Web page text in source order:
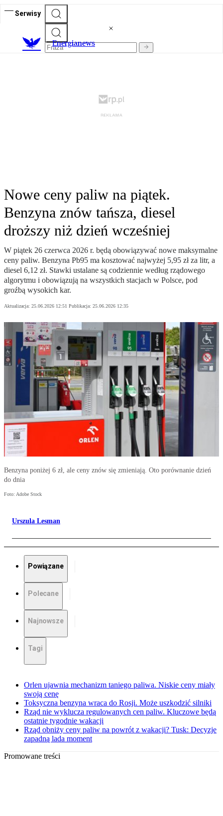
Serwisy
Energianews
Nowe ceny paliw na piątek.
Benzyna znów tańsza, diesel
droższy niż dzień wcześniej
W piątek 26 czerwca 2026 r. będą obowiązywać nowe maksymalne
ceny paliw. Benzyna Pb95 ma kosztować najwyżej 5,95 zł za litr, a
diesel 6,12 zł. Stawki ustalane są codziennie według rządowego
algorytmu i obowiązują na wszystkich stacjach w Polsce, pod
groźbą wysokich kar.
Aktualizacja: 25.06.2026 12:51 Publikacja: 25.06.2026 12:35
Benzyna poniżej 6 zł, ale ceny znów się zmieniają. Oto porównanie dzień
do dnia
Foto: Adobe Stock
Urszula Lesman
Powiązane
Polecane
Najnowsze
Tagi
Orlen ujawnia mechanizm taniego paliwa. Niskie ceny miały
swoją cenę
Toksyczna benzyna wraca do Rosji. Może uszkodzić silniki
Rząd nie wyklucza regulowanych cen paliw. Kluczowe będą
ostatnie tygodnie wakacji
Rząd obniży ceny paliw na powrót z wakacji? Tusk: Decyzje
zapadną lada moment
Promowane treści